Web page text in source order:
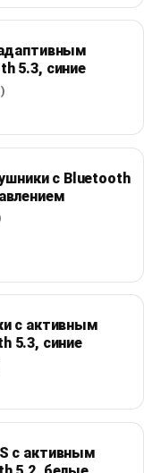
5.3, синие
с Bluetooth
с активным
5.3, синие
с активным